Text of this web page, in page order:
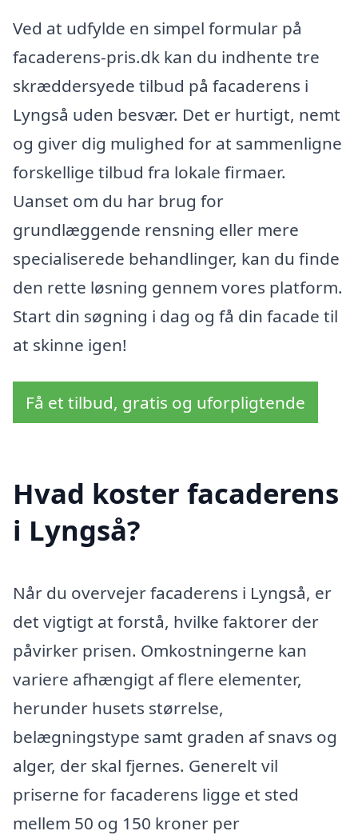
Ved at udfylde en simpel formular på
facaderens-pris.dk kan du indhente tre
skræddersyede tilbud på facaderens i
Lyngså uden besvær. Det er hurtigt, nemt
og giver dig mulighed for at sammenligne
forskellige tilbud fra lokale firmaer.
Uanset om du har brug for
grundlæggende rensning eller mere
specialiserede behandlinger, kan du finde
den rette løsning gennem vores platform.
Start din søgning i dag og få din facade til
at skinne igen!
Få et tilbud, gratis og uforpligtende
Hvad koster facaderens
i Lyngså?
Når du overvejer facaderens i Lyngså, er
det vigtigt at forstå, hvilke faktorer der
påvirker prisen. Omkostningerne kan
variere afhængigt af flere elementer,
herunder husets størrelse,
belægningstype samt graden af snavs og
alger, der skal fjernes. Generelt vil
priserne for facaderens ligge et sted
mellem 50 og 150 kroner per